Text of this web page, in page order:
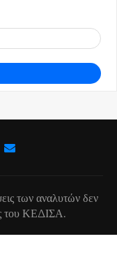
των αναλυτών δεν
του ΚΕΔΙΣΑ.